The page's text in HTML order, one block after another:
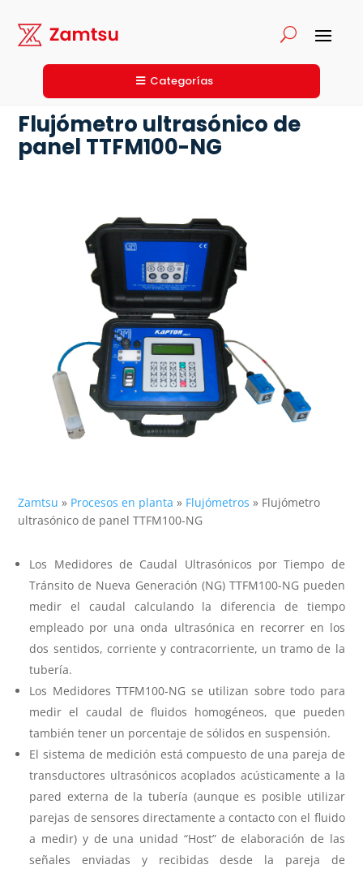
Categorías
Zamtsu » Procesos en planta » Flujómetros » Flujómetro
ultrasónico de panel TTFM100-NG
Flujómetro ultrasónico de
panel TTFM100-NG
Los Medidores de Caudal Ultrasónicos por Tiempo de
Tránsito de Nueva Generación (NG) TTFM100-NG pueden
medir el caudal calculando la diferencia de tiempo
empleado por una onda ultrasónica en recorrer en los
dos sentidos, corriente y contracorriente, un tramo de la
tubería.
Los Medidores TTFM100-NG se utilizan sobre todo para
medir el caudal de fluidos homogéneos, que pueden
también tener un porcentaje de sólidos en suspensión.
El sistema de medición está compuesto de una pareja de
transductores ultrasónicos acoplados acústicamente a la
pared externa de la tubería (aunque es posible utilizar
parejas de sensores directamente a contacto con el fluido
a medir) y de una unidad “Host” de elaboración de las
señales enviadas y recibidas desde la pareja de